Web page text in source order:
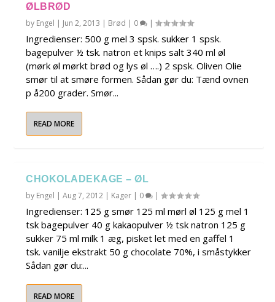
ØLBRØD
by Engel | Jun 2, 2013 | Brød | 0 |
Ingredienser: 500 g mel 3 spsk. sukker 1 spsk.
bagepulver ½ tsk. natron et knips salt 340 ml øl
(mørk øl mørkt brød og lys øl ….) 2 spsk. Oliven Olie
smør til at smøre formen. Sådan gør du: Tænd ovnen
p å200 grader. Smør...
READ MORE
CHOKOLADEKAGE – ØL
by Engel |Aug 7, 2012 | Kager | 0 |
Ingredienser: 125 g smør 125 ml mørl øl 125 g mel 1
tsk bagepulver 40 g kakaopulver ½ tsk natron 125 g
sukker 75 ml milk 1 æg, pisket let med en gaffel 1
tsk. vanilje ekstrakt 50 g chocolate 70%, i småstykker
Sådan gør du:...
READ MORE